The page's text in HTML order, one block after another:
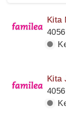
Kita
Kita